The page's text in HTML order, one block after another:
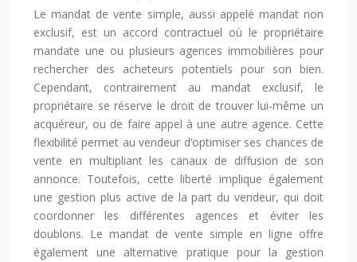
Le mandat de vente simple, aussi appelé mandat non
exclusif, est un accord contractuel où le propriétaire
mandate une ou plusieurs agences immobilières pour
rechercher des acheteurs potentiels pour son bien.
Cependant, contrairement au mandat exclusif, le
propriétaire se réserve le droit de trouver lui-même un
acquéreur, ou de faire appel à une autre agence. Cette
flexibilité permet au vendeur d’optimiser ses chances de
vente en multipliant les canaux de diffusion de son
annonce. Toutefois, cette liberté implique également
une gestion plus active de la part du vendeur, qui doit
coordonner les différentes agences et éviter les
doublons. Le mandat de vente simple en ligne offre
également une alternative pratique pour la gestion